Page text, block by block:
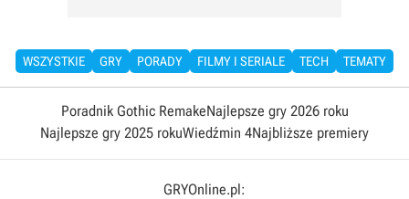
WSZYSTKIE GRY PORADY FILMY I SERIALE TECH TEMATY
Poradnik Gothic RemakeNajlepsze gry 2026 roku
Najlepsze gry 2025 rokuWiedźmin 4Najbliższe premiery
GRYOnline.pl: